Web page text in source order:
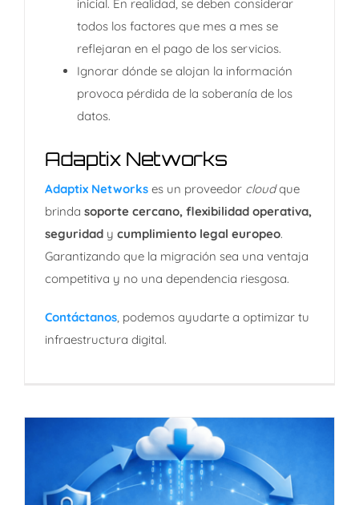
inicial. En realidad, se deben considerar
todos los factores que mes a mes se
reflejaran en el pago de los servicios.
Ignorar dónde se alojan la información
provoca pérdida de la soberanía de los
datos.
Adaptix Networks
Adaptix Networkses un proveedor cloudque
brinda soporte cercano, flexibilidad operativa,
seguridad y cumplimiento legal europeo.
Garantizando que la migración sea una ventaja
competitiva y no una dependencia riesgosa.
Contáctanos, podemos ayudarte a optimizar tu
infraestructura digital.